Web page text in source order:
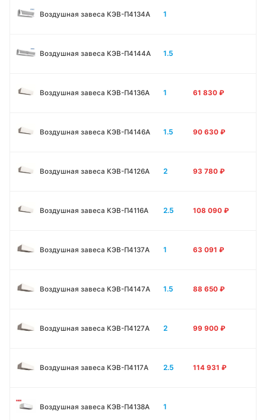
Воздушная завеса КЭВ-П4134A 1
Воздушная завеса КЭВ-П4144A 1.5
Воздушная завеса КЭВ-П4136A 1 61 830 ₽
Воздушная завеса КЭВ-П4146A 1.5 90 630 ₽
Воздушная завеса КЭВ-П4126A 2 93 780 ₽
Воздушная завеса КЭВ-П4116A 2.5 108 090 ₽
Воздушная завеса КЭВ-П4137A 1 63 091 ₽
Воздушная завеса КЭВ-П4147A 1.5 88 650 ₽
Воздушная завеса КЭВ-П4127A 2 99 900 ₽
Воздушная завеса КЭВ-П4117A 2.5 114 931 ₽
Воздушная завеса КЭВ-П4138А 1